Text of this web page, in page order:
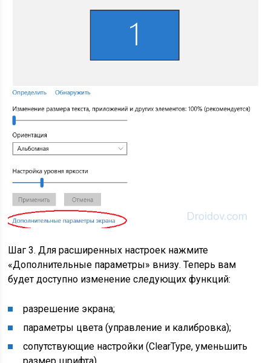
Шаг 3. Для расширенных настроек нажмите
«Дополнительные параметры» внизу. Теперь вам
будет доступно изменение следующих функций:
разрешение экрана;
параметры цвета (управление и калибровка);
сопутствующие настройки (ClearType, уменьшить